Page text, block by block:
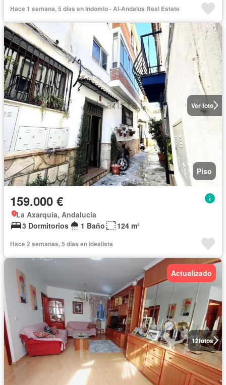
Hace 1 semana, 5 días en Indomio - Al-Andalus Real Estate
Ver foto
Piso
159.000 €
La Axarquía, Andalucía
3 Dormitorios
1 Baño 124 m²
Hace 2 semanas, 5 días en idealista
12fotos
Actualizado